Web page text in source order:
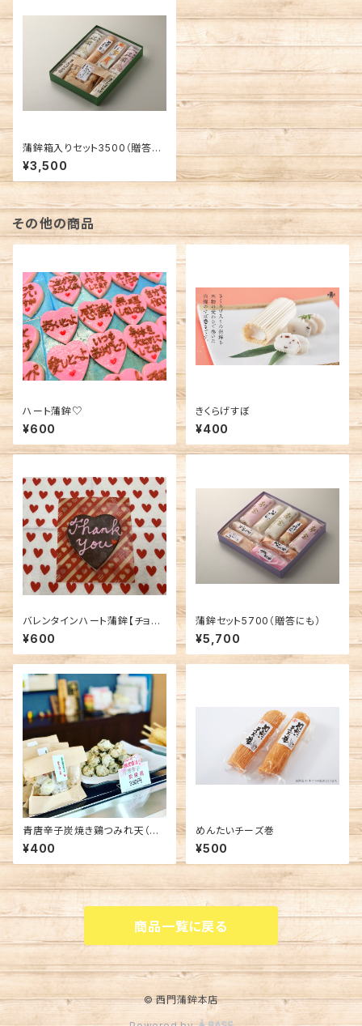
蒲鉾箱入りセット3500（贈答に
も）
¥3,500
その他の商品
ハート蒲鉾♡
¥600
きくらげすぼ
¥400
バレンタインハート蒲鉾【チョコ
レート色バージョン♡】
¥600
蒲鉾セット5700（贈答にも）
¥5,700
青唐辛子炭焼き鷄つみれ天（期
間限定）
¥400
めんたいチーズ巻
¥500
商品一覧に戻る
© 西門蒲鉾本店